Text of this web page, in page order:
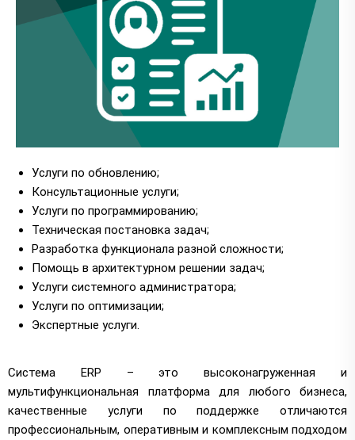
Услуги по обновлению;
Консультационные услуги;
Услуги по программированию;
Техническая постановка задач;
Разработка функционала разной сложности;
Помощь в архитектурном решении задач;
Услуги системного администратора;
Услуги по оптимизации;
Экспертные услуги.
Система ERP – это высоконагруженная и
мультифункциональная платформа для любого бизнеса,
качественные услуги по поддержке отличаются
профессиональным, оперативным и комплексным подходом